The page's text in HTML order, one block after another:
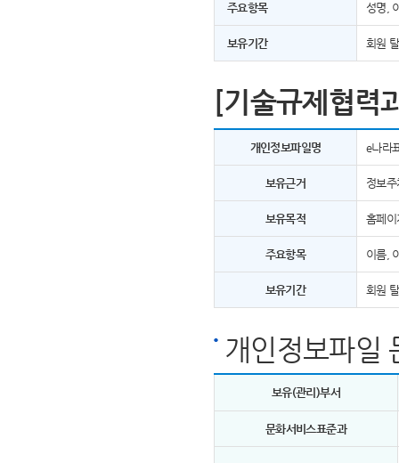
주요항목 성명,
보유기간 회원
[기술규제협력
개인정보파일명 e나라
보유근거 정보
보유목적 홈페
주요항목 이름,
보유기간 회원
개인정보파일
보유(관리)부서
문화서비스표준과